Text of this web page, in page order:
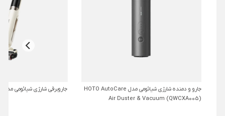
جارو و دمنده شارژی شیائومی مدل HOTO AutoCare
Air Duster & Vacuum (QWCXA005)
جاروبرقی شارژی شیائومی مدل Mova K30 Mix